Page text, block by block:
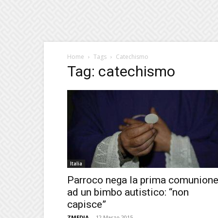
Home Tags Catechismo
Tag: catechismo
Italia
Parroco nega la prima comunione
ad un bimbo autistico: “non
capisce”